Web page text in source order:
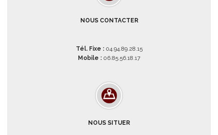
NOUS CONTACTER
Tél. Fixe : 04.94.89.28.15
Mobile : 06.85.56.18.17
NOUS SITUER